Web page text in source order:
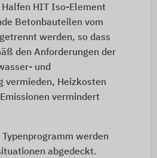
Halfen HIT Iso-Element
Betonbauteilen vom
werden, so dass
den Anforderungen der
und
vermieden, Heizkosten
vermindert
werden
abgedeckt.